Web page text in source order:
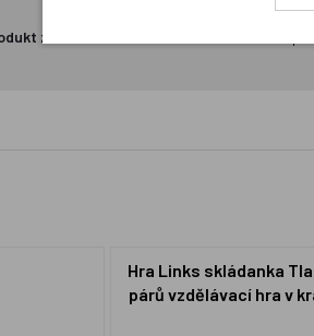
zatím nemá žádné hodnocení,
Hra Links skládanka
párů vzdělávací hra v